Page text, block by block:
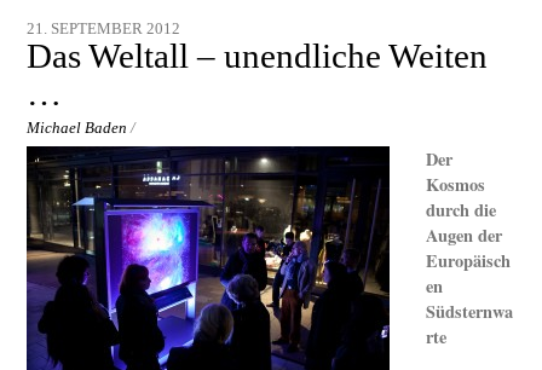
21. SEPTEMBER 2012
Das Weltall – unendliche Weiten
…
Michael Baden /
Der
Kosmos
durch die
Augen der
Europäisch
en
Südsternwa
rte